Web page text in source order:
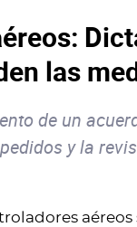
las
de un
y la